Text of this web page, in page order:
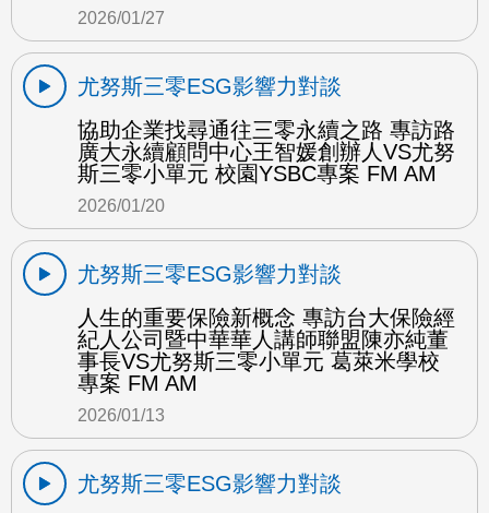
2026/01/27
尤努斯三零ESG影響力對談
協助企業找尋通往三零永續之路 專訪路
廣大永續顧問中心王智媛創辦人VS尤努
斯三零小單元 校園YSBC專案 FM AM
2026/01/20
尤努斯三零ESG影響力對談
人生的重要保險新概念 專訪台大保險經
紀人公司暨中華華人講師聯盟陳亦純董
事長VS尤努斯三零小單元 葛萊米學校
專案 FM AM
2026/01/13
尤努斯三零ESG影響力對談